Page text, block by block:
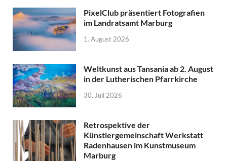
PixelClub präsentiert Fotografien
im Landratsamt Marburg
1. August 2026
Weltkunst aus Tansania ab 2. August
in der Lutherischen Pfarrkirche
30. Juli 2026
Retrospektive der
Künstlergemeinschaft Werkstatt
Radenhausen im Kunstmuseum
Marburg